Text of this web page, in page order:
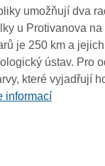
umožňují dva
u Protivanova
je 250 km a
ústav. Pro
které vyjadřují
informací